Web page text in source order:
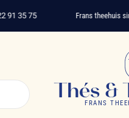
75 Frans theehuis sinds
Thés &
FRANS